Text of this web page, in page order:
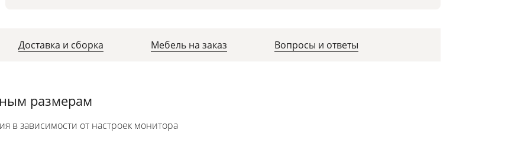
Доставка и сборка Мебель на заказ Вопросы и ответы
размерам
в зависимости от настроек монитора